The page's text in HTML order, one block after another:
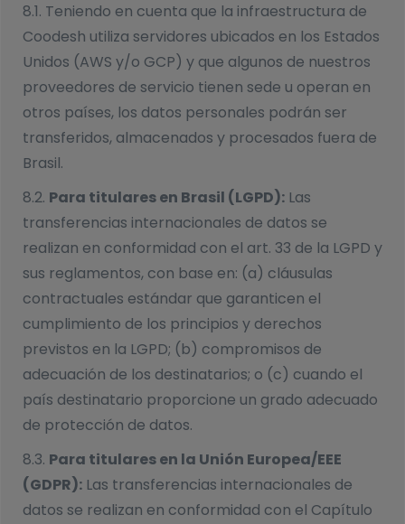
8.1. Teniendo en cuenta que la infraestructura de
Coodesh utiliza servidores ubicados en los Estados
Unidos (AWS y/o GCP) y que algunos de nuestros
proveedores de servicio tienen sede u operan en
otros países, los datos personales podrán ser
transferidos, almacenados y procesados fuera de
Brasil.
8.2. Para titulares en Brasil (LGPD): Las
transferencias internacionales de datos se
realizan en conformidad con el art. 33 de la LGPD y
sus reglamentos, con base en: (a) cláusulas
contractuales estándar que garanticen el
cumplimiento de los principios y derechos
previstos en la LGPD; (b) compromisos de
adecuación de los destinatarios; o (c) cuando el
país destinatario proporcione un grado adecuado
de protección de datos.
8.3. Para titulares en la Unión Europea/EEE
(GDPR): Las transferencias internacionales de
datos se realizan en conformidad con el Capítulo